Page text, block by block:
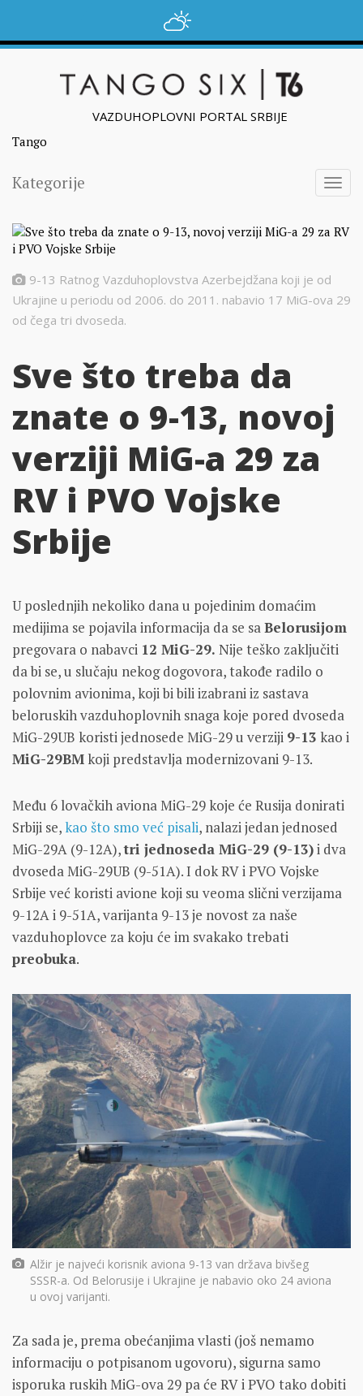
VAZDUHOPLOVNI PORTAL SRBIJE
Tango
Kategorije
9-13 Ratnog Vazduhoplovstva Azerbejdžana koji je od
Ukrajine u periodu od 2006. do 2011. nabavio 17 MiG-ova 29
od čega tri dvoseda.
Sve što treba da
znate o 9-13, novoj
verziji MiG-a 29 za
RV i PVO Vojske
Srbije
U poslednjih nekoliko dana u pojedinim domaćim
medijima se pojavila informacija da se saBelorusijom
pregovara o nabavci 12 MiG-29. Nije teško zaključiti
da bi se, u slučaju nekog dogovora, takođe radilo o
polovnim avionima, koji bi bili izabrani iz sastava
beloruskih vazduhoplovnih snaga koje pored dvoseda
MiG-29UB koristi jednosede MiG-29 u verziji 9-13 kao i
MiG-29BMkoji predstavlja modernizovani 9-13.
Među 6 lovačkih aviona MiG-29 koje će Rusija donirati
Srbiji se,kao što smo već pisali, nalazi jedan jednosed
MiG-29A (9-12A),tri jednoseda MiG-29 (9-13)i dva
dvoseda MiG-29UB (9-51A). I dok RV i PVO Vojske
Srbije već koristi avione koji su veoma slični verzijama
9-12A i 9-51A, varijanta 9-13 je novost za naše
vazduhoplovce za koju će im svakako trebati
preobuka.
Alžir je najveći korisnik aviona 9-13 van država bivšeg
SSSR-a. Od Belorusije i Ukrajine je nabavio oko 24 aviona
u ovoj varijanti.
Za sada je, prema obećanjima vlasti (još nemamo
informaciju o potpisanom ugovoru), sigurna samo
isporuka ruskih MiG-ova 29 pa će RV i PVO tako dobiti